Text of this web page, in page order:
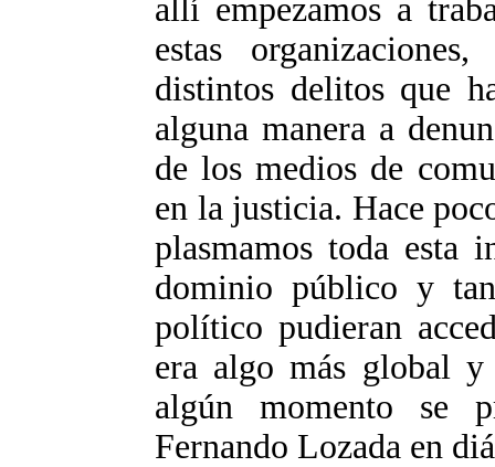
allí empezamos a
estas
distintos delitos que
alguna manera a
de los medios de
en la justicia. Hace
plasmamos toda esta
dominio público y
político pudieran
era algo más global
algún momento se
Fernando Lozada en